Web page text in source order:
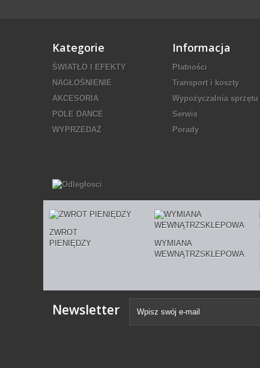
Kategorie
ŚWIATŁO I EFEKTY
NAGŁOŚNIENIE
AKCESORIA
POLE DANCE
WYPRZEDAŻ
Informacja
Płatności
Transport i koszty
Wypożyczalnia sprzętu
Serwis
Porady
ZWROT
PIENIĘDZY
WYMIANA
WEWNĄTRZSKLEPOWA
Newsletter